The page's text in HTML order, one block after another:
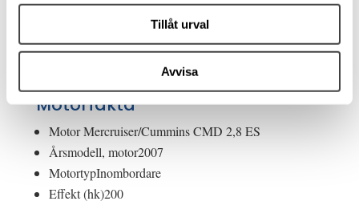
Tillåt urval
Avvisa
Kylskåp
WCVattentoalett
Motorfakta
MotorMercruiser/Cummins CMD 2,8 ES
Årsmodell, motor2007
MotortypInombordare
Effekt (hk)200